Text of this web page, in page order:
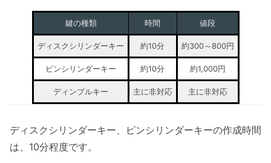
鍵の種類 時間 値段
ディスクシリンダーキー 約10分 約300～800円
ピンシリンダーキー 約10分 約1,000円
ディンプルキー 主に非対応 主に非対応
ディスクシリンダーキー、ピンシリンダーキーの作成時間
は、10分程度です。